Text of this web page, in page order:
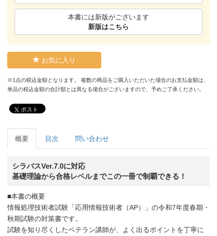
本書には新版がございます
新版はこちら
お気に入り
※1点の税込金額となります。 複数の商品をご購入いただいた場合のお支払金額は、
単品の税込金額の合計額とは異なる場合がございますので、予めご了承ください。
ポスト
概要 目次 問い合わせ
シラバスVer.7.0に対応
基礎理論から合格レベルまでこの一冊で制覇できる！
■本書の概要
情報処理技術者試験「応用情報技術者（AP）」の令和7年度春期・
秋期試験の対策書です。
試験を知り尽くしたベテラン講師が、よく出るポイントを丁寧に